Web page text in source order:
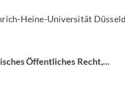
Heine-Universität
Öffentliches Recht,…